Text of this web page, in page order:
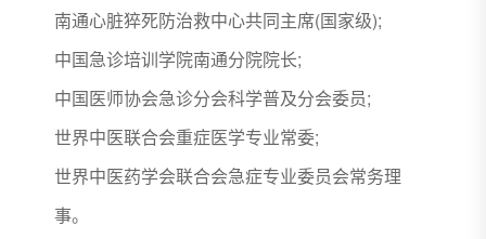
南通心脏猝死防治救中心共同主席(国家级);
中国急诊培训学院南通分院院长;
中国医师协会急诊分会科学普及分会委员;
世界中医联合会重症医学专业常委;
世界中医药学会联合会急症专业委员会常务理
事。